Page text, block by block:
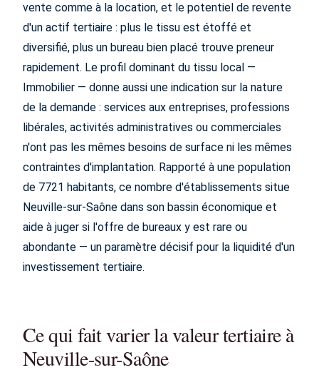
vente comme à la location, et le potentiel de revente
d'un actif tertiaire : plus le tissu est étoffé et
diversifié, plus un bureau bien placé trouve preneur
rapidement. Le profil dominant du tissu local —
Immobilier — donne aussi une indication sur la nature
de la demande : services aux entreprises, professions
libérales, activités administratives ou commerciales
n'ont pas les mêmes besoins de surface ni les mêmes
contraintes d'implantation. Rapporté à une population
de 7721 habitants, ce nombre d'établissements situe
Neuville-sur-Saône dans son bassin économique et
aide à juger si l'offre de bureaux y est rare ou
abondante — un paramètre décisif pour la liquidité d'un
investissement tertiaire.
Ce qui fait varier la valeur tertiaire à
Neuville-sur-Saône